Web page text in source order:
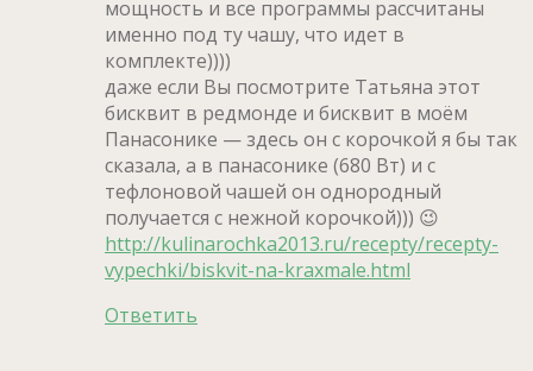
мощность и все программы рассчитаны
именно под ту чашу, что идет в
комплекте))))
даже если Вы посмотрите Татьяна этот
бисквит в редмонде и бисквит в моём
Панасонике — здесь он с корочкой я бы так
сказала, а в панасонике (680 Вт) и с
тефлоновой чашей он однородный
получается с нежной корочкой))) 😉
http://kulinarochka2013.ru/recepty/recepty-
vypechki/biskvit-na-kraxmale.html
Ответить